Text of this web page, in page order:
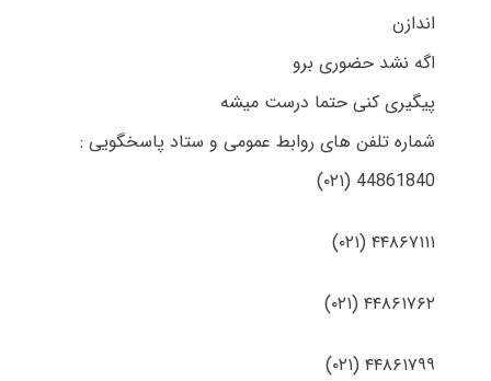
اندازن
اگه نشد حضوری برو
پیگیری کنی حتما درست میشه
شماره تلفن های روابط عمومی و ستاد پاسخگویی :
44861840 (۰۲۱)
۴۴۸۶۷۱۱۱ (۰۲۱)
۴۴۸۶۱۷۶۲ (۰۲۱)
۴۴۸۶۱۷۹۹ (۰۲۱)